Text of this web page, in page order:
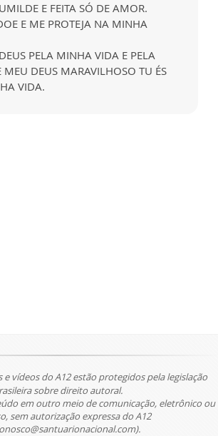
E FEITA SÓ DE AMOR.
E ME PROTEJA NA MINHA
PELA MINHA VIDA E PELA
DEUS MARAVILHOSO TU ÉS
VIDA.
vídeos do A12 estão protegidos pela legislação
sobre direito autoral.
em outro meio de comunicação, eletrônico ou
sem autorização expressa do A12